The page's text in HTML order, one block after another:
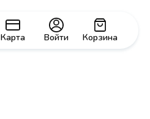
Карта Корзина
Войти